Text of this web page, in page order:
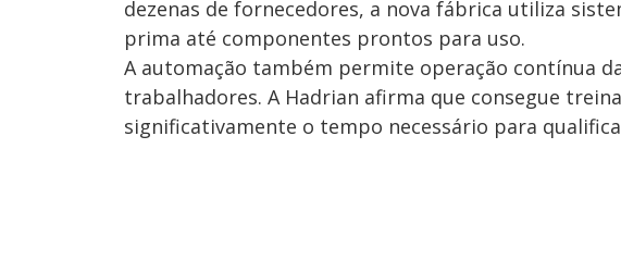
dezenas de fornecedores, a nova fábrica utiliza
prima até componentes prontos para uso.
A automação também permite operação contínua
trabalhadores. A Hadrian afirma que consegue
significativamente o tempo necessário para